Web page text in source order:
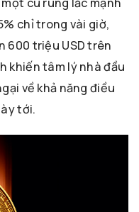
chỉ trong vài giờ,
600 triệu USD trên
khiến tâm lý nhà đầu
về khả năng điều
tới.